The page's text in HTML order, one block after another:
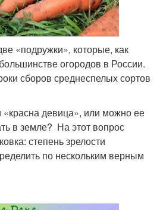
«подружки», которые, как
огородов в России.
сборов среднеспелых сортов
«красна девица», или можно ее
в земле? На этот вопрос
степень зрелости
по нескольким верным